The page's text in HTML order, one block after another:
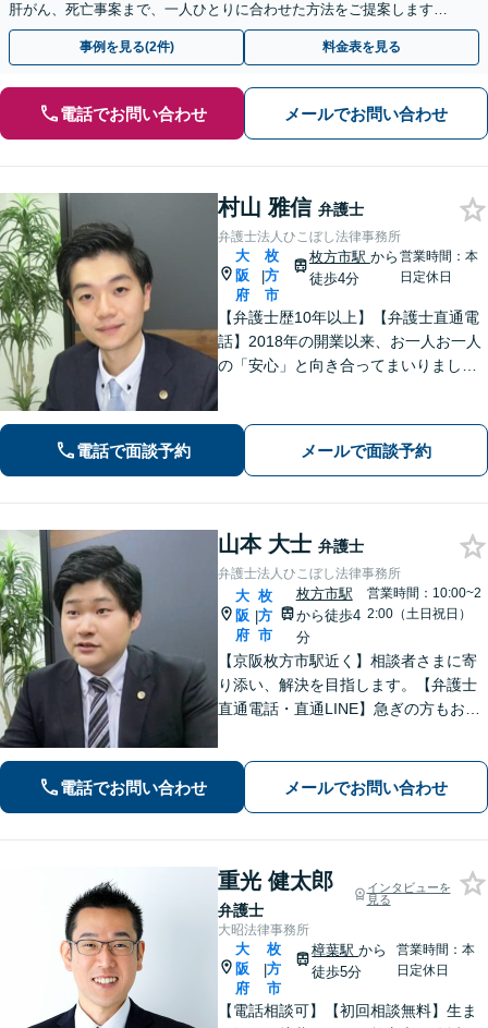
肝がん、死亡事案まで、一人ひとりに合わせた方法をご提案します。
手続きの負担を減らし、権利を守ります。
事例を見る(2件) 料金表を見る
電話でお問い合わせ メールでお問い合わせ
村山 雅信 弁護士
弁護士法人ひこぼし法律事務所
大
阪
府
|
枚
方
市
枚方市駅 から
徒歩4分
営業時間：本
日定休日
【弁護士歴10年以上】【弁護士直通電
話】2018年の開業以来、お一人お一人
の「安心」と向き合ってまいりまし
ていただける結果を目指し、迅速かつ
粘り強く対応することをお約束しま
電話で面談予約 メールで面談予約
山本 大士 弁護士
弁護士法人ひこぼし法律事務所
大
阪
府
|
枚
方
市
枚方市駅
から徒歩4
分
営業時間：10:00~2
2:00（土日祝日）
【京阪枚方市駅近く】相談者さまに寄
り添い、解決を目指します。【弁護士
直通電話・直通LINE】急ぎの方もお電
と対応で不安を取り除けるよう努めま
す。
電話でお問い合わせ メールでお問い合わせ
重光 健太郎
弁護士
インタビューを
見る
大昭法律事務所
大
阪
府
|
枚
方
市
樟葉駅から
徒歩5分
営業時間：本
日定休日
【電話相談可】【初回相談無料】生ま